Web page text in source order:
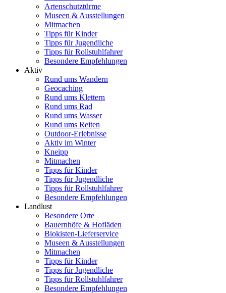
Artenschutztürme
Museen & Ausstellungen
Mitmachen
Tipps für Kinder
Tipps für Jugendliche
Tipps für Rollstuhlfahrer
Besondere Empfehlungen
Aktiv
Rund ums Wandern
Geocaching
Rund ums Klettern
Rund ums Rad
Rund ums Wasser
Rund ums Reiten
Outdoor-Erlebnisse
Aktiv im Winter
Kneipp
Mitmachen
Tipps für Kinder
Tipps für Jugendliche
Tipps für Rollstuhlfahrer
Besondere Empfehlungen
Landlust
Besondere Orte
Bauernhöfe & Hofläden
Biokisten-Lieferservice
Museen & Ausstellungen
Mitmachen
Tipps für Kinder
Tipps für Jugendliche
Tipps für Rollstuhlfahrer
Besondere Empfehlungen